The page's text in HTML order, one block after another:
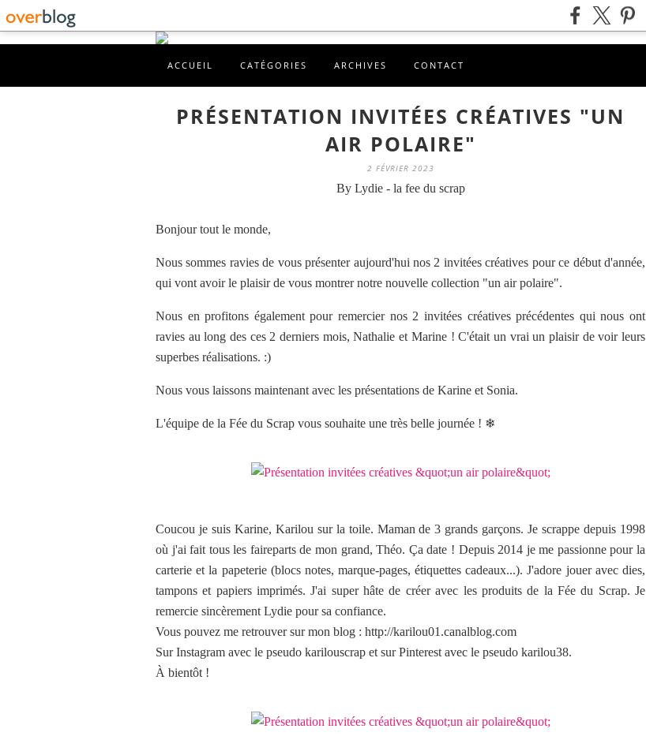
ACCUEIL CATÉGORIES ARCHIVES CONTACT
PRÉSENTATION INVITÉES CRÉATIVES "UN
AIR POLAIRE"
2 FÉVRIER 2023
By Lydie - la fee du scrap
Bonjour tout le monde,
Nous sommes ravies de vous présenter aujourd'hui nos 2 invitées créatives pour ce début d'année,
qui vont avoir le plaisir de vous montrer notre nouvelle collection "un air polaire".
Nous en profitons également pour remercier nos 2 invitées créatives précédentes qui nous ont
ravies au long des ces 2 derniers mois, Nathalie et Marine ! C'était un vrai un plaisir de voir leurs
superbes réalisations. :)
Nous vous laissons maintenant avec les présentations de Karine et Sonia.
L'équipe de la Fée du Scrap vous souhaite une très belle journée ! ❄
Coucou je suis Karine, Karilou sur la toile. Maman de 3 grands garçons. Je scrappe depuis 1998
où j'ai fait tous les faireparts de mon grand, Théo. Ça date ! Depuis 2014 je me passionne pour la
carterie et la papeterie (blocs notes, marque-pages, étiquettes cadeaux...). J'adore jouer avec dies,
tampons et papiers imprimés. J'ai super hâte de créer avec les produits de la Fée du Scrap. Je
remercie sincèrement Lydie pour sa confiance.
Vous pouvez me retrouver sur mon blog : http://karilou01.canalblog.com
Sur Instagram avec le pseudo karilouscrap et sur Pinterest avec le pseudo karilou38.
À bientôt !